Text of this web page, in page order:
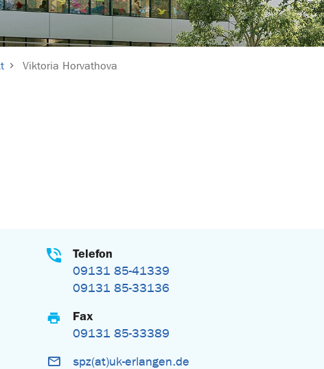
Viktoria Horvathova
Telefon
09131 85-41339
09131 85-33136
Fax
09131 85-33389
spz(at)uk-erlangen.de